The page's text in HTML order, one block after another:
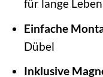
für lange
Einfache
Dübel
Inklusive